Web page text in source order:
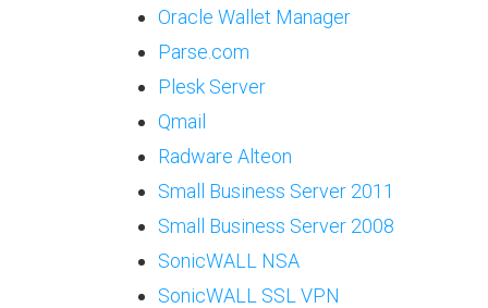
Oracle Wallet Manager
Parse.com
Plesk Server
Qmail
Radware Alteon
Small Business Server 2011
Small Business Server 2008
SonicWALL NSA
SonicWALL SSL VPN